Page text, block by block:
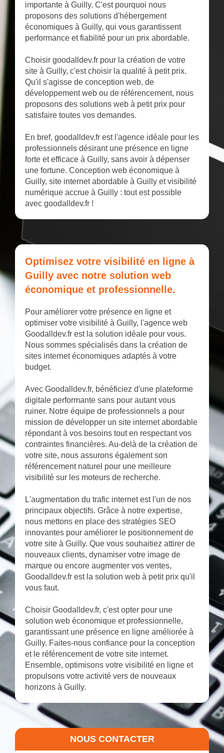
importante à Guilly. C'est pourquoi nous
proposons des solutions d'hébergement
économiques à Guilly, qui vous garantissent
performance et fiabilité pour un prix abordable.
Choisir goodalldev.fr pour la création de votre
site à Guilly, c'est choisir la qualité à petit prix.
Qu'il s'agisse de conception web, de
développement web ou de référencement, nous
proposons des solutions web à petit prix pour
satisfaire toutes vos demandes.
En bref, goodalldev.fr est l'agence idéale pour les
professionnels désirant une présence en ligne
forte et efficace à Guilly, sans avoir à dépenser
une fortune. Conception web économique à
Guilly, site internet abordable à Guilly et visibilité
numérique accrue à Guilly : tout est possible
avec goodalldev.fr !
Optimisez votre visibilité en ligne à
Guilly avec notre solution web
économique et professionnelle.
Pour améliorer votre présence en ligne et
optimiser votre visibilité à Guilly, l'agence web
Goodalldev.fr est la solution idéale pour vous.
Nous sommes spécialisés dans la création de
sites internet économiques adaptés à votre
budget.
Avec Goodalldev.fr, bénéficiez d'une plateforme
digitale performante sans pour autant vous
ruiner. Notre équipe de professionnels a pour
mission de développer un site internet abordable
répondant à vos besoins tout en respectant vos
contraintes financières. Au-delà de la création de
votre site, nous assurons également son
référencement naturel pour une meilleure
visibilité sur les moteurs de recherche.
L'augmentation du trafic internet est l'un de nos
principaux objectifs. Grâce à notre expertise,
nous mettons en place des stratégies SEO
innovantes pour améliorer le positionnement de
votre site à Guilly. Que vous souhaitiez attirer de
nouveaux clients, dynamiser votre image de
marque ou encore augmenter vos ventes,
Goodalldev.fr est la solution web à petit prix qu'il
vous faut.
Choisir Goodalldev.fr, c'est opter pour une
solution web économique et professionnelle,
garantissant une présence en ligne améliorée à
Guilly. Faites-nous confiance pour la conception
et le référencement de votre site internet.
Ensemble, optimisons votre visibilité en ligne et
propulsons votre activité vers de nouveaux
horizons à Guilly.
NOUS CONTACTER